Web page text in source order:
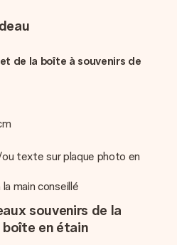
de la boîte à souvenirs de
texte sur plaque photo en
main conseillé
souvenirs de la
boîte en étain